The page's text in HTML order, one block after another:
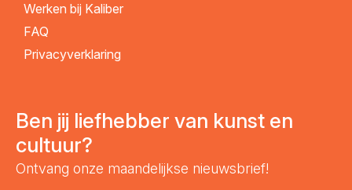
Werken bij Kaliber
FAQ
Privacyverklaring
Ben jij liefhebber van kunst en
cultuur?
Ontvang onze maandelijkse nieuwsbrief!